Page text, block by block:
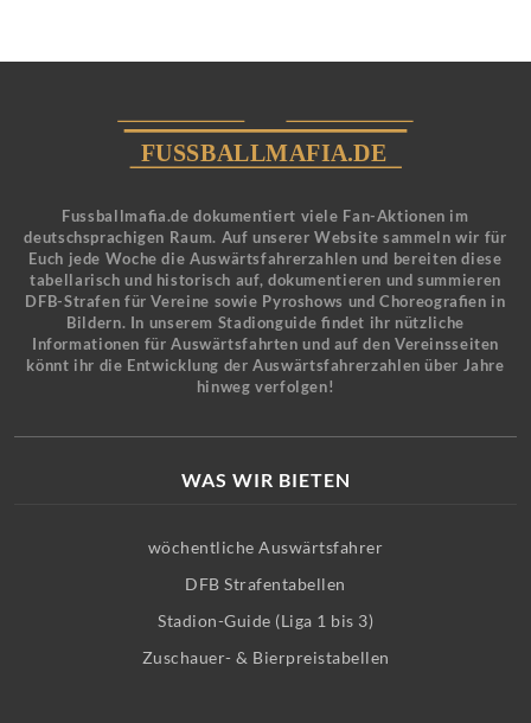
Fussballmafia.de dokumentiert viele Fan-Aktionen im
deutschsprachigen Raum. Auf unserer Website sammeln wir für
Euch jede Woche die Auswärtsfahrerzahlen und bereiten diese
tabellarisch und historisch auf, dokumentieren und summieren
DFB-Strafen für Vereine sowie Pyroshows und Choreografien in
Bildern. In unserem Stadionguide findet ihr nützliche
Informationen für Auswärtsfahrten und auf den Vereinsseiten
könnt ihr die Entwicklung der Auswärtsfahrerzahlen über Jahre
hinweg verfolgen!
WAS WIR BIETEN
wöchentliche Auswärtsfahrer
DFB Strafentabellen
Stadion-Guide (Liga 1 bis 3)
Zuschauer- & Bierpreistabellen